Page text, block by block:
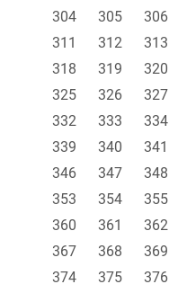
304
305 306
311
312 313
318
319 320
325
326 327
332
333 334
339
340 341
346
347 348
353
354 355
360
361 362
367
368 369
374
375 376